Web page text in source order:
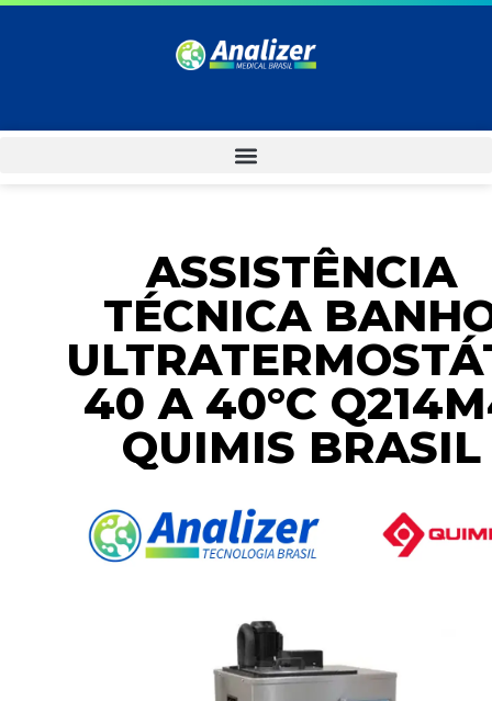
ASSISTÊNCIA
TÉCNICA
40 A 40°C
QUIMIS BRASIL